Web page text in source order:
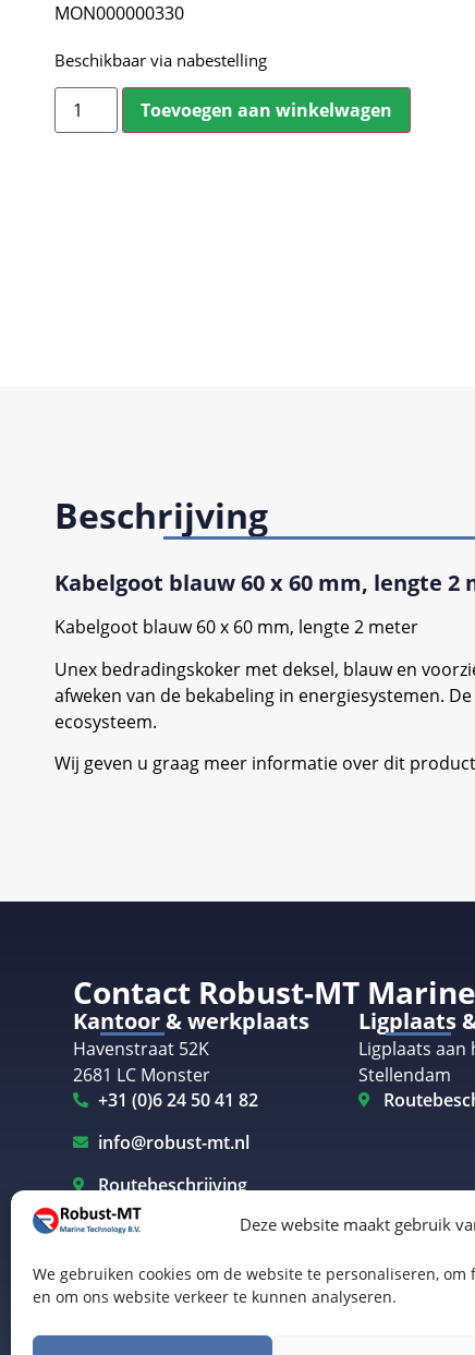
Deze website maakt gebruik
We gebruiken cookies om de website te personaliseren,
en om ons website verkeer te kunnen analyseren.
MON000000330
Beschikbaar via nabestelling
Toevoegen aan winkelwagen
Beschrijving
Kabelgoot blauw 60 x 60 mm, lengte 2
Kabelgoot blauw 60 x 60 mm, lengte 2 meter
Unex bedradingskoker met deksel, blauw en
afweken van de bekabeling in energiesystemen.
ecosysteem.
Wij geven u graag meer informatie over dit
Contact Robust-MT
Kantoor & werkplaats
Havenstraat 52K
2681 LC Monster
+31 (0)6 24 50 41 82
info@robust-mt.nl
Routebeschrijving
Ligplaats
Ligplaats aan
Stellendam
Elektrisch varen Westland Elektrisch varen